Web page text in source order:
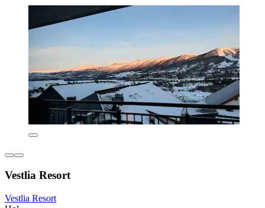
Vestlia Resort
Vestlia Resort